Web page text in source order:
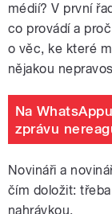
médií? V první
co provádí a
o věc, ke které
nějakou
Na
zprávu
Novináři a
čím doložit:
nahrávkou.